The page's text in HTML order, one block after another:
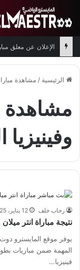
الإعلان عن معلق
الرئيسية / مشاهدة
مشاهدة
وفينيزيا
رحاب خلف 12 يناير، 2025
نتيجة مباراة انتر
يوفر موقع المايسترو دوت
فينيزيا…